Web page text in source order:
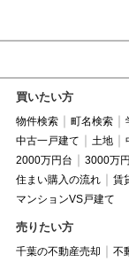
買いたい方
物件検索 町名検索
中古一戸建て
土地
2000万円台
3000万
住まい購入の流れ
賃
マンションVS戸建て
売りたい方
千葉の不動産売却 不